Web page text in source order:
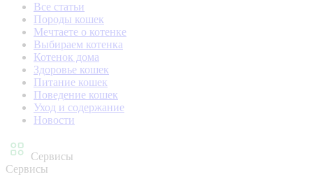
Все статьи
Породы кошек
Мечтаете о котенке
Выбираем котенка
Котенок дома
Здоровье кошек
Питание кошек
Поведение кошек
Уход и содержание
Новости
Сервисы
Сервисы